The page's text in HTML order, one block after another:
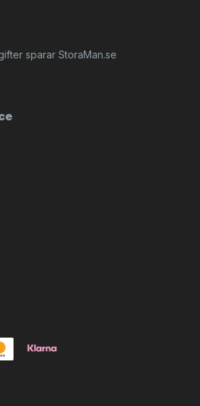
sparar StoraMan.se